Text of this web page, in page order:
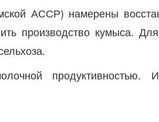
АССР) намерены
производство кумыса.
продуктивностью.